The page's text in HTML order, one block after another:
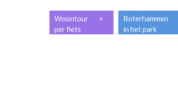
Woontour
per fiets
×
Boterhammen
in het park